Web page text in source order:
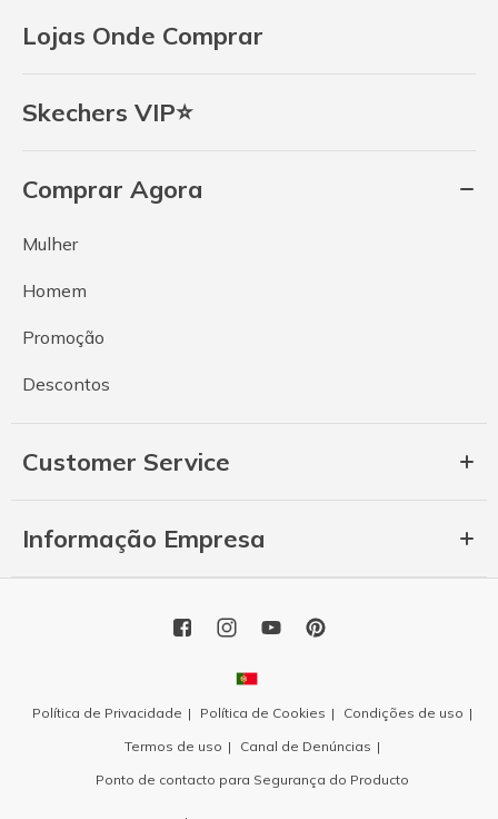
Lojas Onde Comprar
Skechers VIP⭐
Comprar Agora
Mulher
Homem
Promoção
Descontos
Customer Service
Informação Empresa
Política de Privacidade Política de Cookies
Condições de uso
Termos de uso
Canal de Denúncias
Ponto de contacto para Segurança do Producto